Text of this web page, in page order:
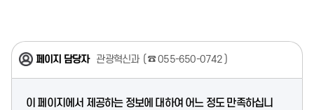
페이지 담당자 관광혁신과 ☎ 055-650-0742
이 페이지에서 제공하는 정보에 대하여 어느 정도 만족하십니